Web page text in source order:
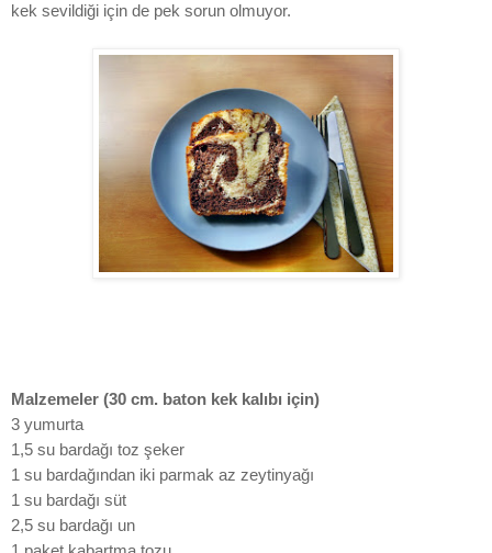
kek sevildiği için de pek sorun olmuyor.
Malzemeler (30 cm. baton kek kalıbı için)
3 yumurta
1,5 su bardağı toz şeker
1 su bardağından iki parmak az zeytinyağı
1 su bardağı süt
2,5 su bardağı un